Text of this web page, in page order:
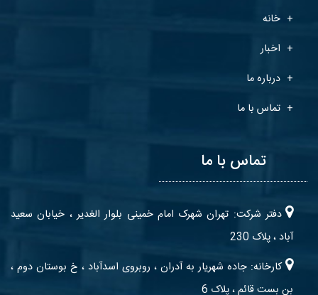
خانه
اخبار
درباره ما
تماس با ما
تماس با ما
دفتر شرکت: تهران شهرک امام خمینی بلوار الغدیر ، خیابان سعید
آباد ، پلاک 230
کارخانه: جاده شهریار به آدران ، روبروی اسدآباد ، خ بوستان دوم ،
بن بست قائم ، پلاک 6